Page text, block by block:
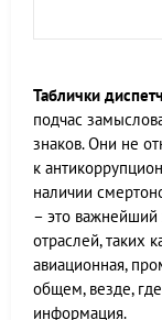
Таблички
подчас
знаков. Они не
к
наличии
– это важнейший
отраслей, таких
авиационная,
общем, везде,
информация.